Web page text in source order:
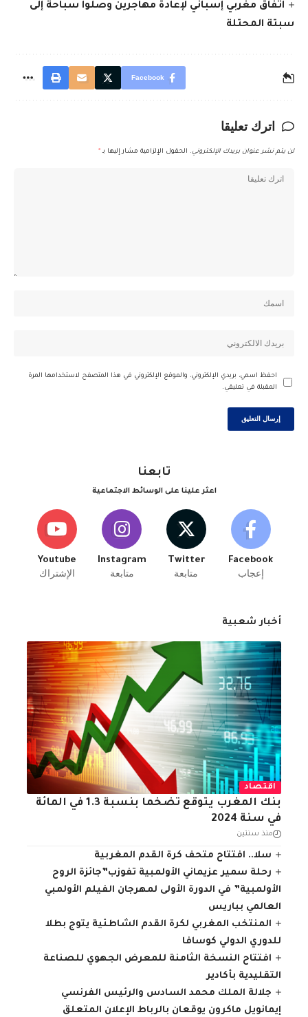
اتفاق مغربي إسباني لإعادة مهاجرين وصلوا سباحة إلى
سبتة المحتلة
Facebook
اترك تعليقا
لن يتم نشر عنوان بريدك الإلكتروني. الحقول الإلزامية مشار إليها بـ *
احفظ اسمي، بريدي الإلكتروني، والموقع الإلكتروني في هذا المتصفح لاستخدامها المرة
المقبلة في تعليقي.
تابعنا
اعثر علينا على الوسائط الاجتماعية
Facebook
إعجاب
Twitter
متابعة
Instagram
متابعة
Youtube
الإشتراك
أخبار شعبية
اقتصاد
بنك المغرب يتوقع تضخما بنسبة 1.3 في المائة
في سنة 2024
منذ سنتين
سلا.. افتتاح متحف كرة القدم المغربية
رحلة سمير عزيماني الأولمبية تفوزب”جائزة الروح
الأولمبية” في الدورة الأولى لمهرجان الفيلم الأولمبي
العالمي بباريس
المنتخب المغربي لكرة القدم الشاطئية يتوج بطلا
للدوري الدولي كوسافا
افتتاح النسخة الثامنة للمعرض الجهوي للصناعة
التقليدية بأكادير
جلالة الملك محمد السادس والرئيس الفرنسي
إيمانويل ماكرون يوقعان بالرباط الإعلان المتعلق